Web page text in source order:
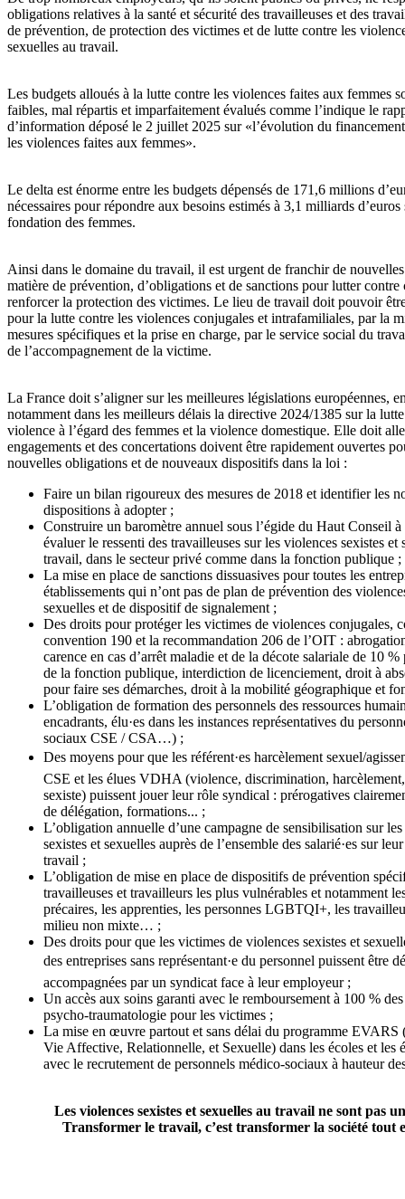
obligations relatives à la santé et sécurité des travailleuses et des
de prévention, de protection des victimes et de lutte contre les
sexuelles au travail.
Les budgets alloués à la lutte contre les violences faites aux femmes
faibles, mal répartis et imparfaitement évalués comme l’indique le
d’information déposé le 2 juillet 2025 sur «l’évolution du
les violences faites aux femmes».
Le delta est énorme entre les budgets dépensés de 171,6 millions
nécessaires pour répondre aux besoins estimés à 3,1 milliards d’euros
fondation des femmes.
Ainsi dans le domaine du travail, il est urgent de franchir de nouvelles
matière de prévention, d’obligations et de sanctions pour lutter contre
renforcer la protection des victimes. Le lieu de travail doit pouvoir
pour la lutte contre les violences conjugales et intrafamiliales, par la
mesures spécifiques et la prise en charge, par le service social du
de l’accompagnement de la victime.
La France doit s’aligner sur les meilleures législations européennes,
notamment dans les meilleurs délais la directive 2024/1385 sur la
violence à l’égard des femmes et la violence domestique. Elle doit
engagements et des concertations doivent être rapidement ouvertes
nouvelles obligations et de nouveaux dispositifs dans la loi :
Faire un bilan rigoureux des mesures de 2018 et identifier les
dispositions à adopter ;
Construire un baromètre annuel sous l’égide du Haut Conseil
évaluer le ressenti des travailleuses sur les violences sexistes et
travail, dans le secteur privé comme dans la fonction publique ;
La mise en place de sanctions dissuasives pour toutes les
établissements qui n’ont pas de plan de prévention des
sexuelles et de dispositif de signalement ;
Des droits pour protéger les victimes de violences conjugales,
convention 190 et la recommandation 206 de l’OIT :
carence en cas d’arrêt maladie et de la décote salariale de 10 %
de la fonction publique, interdiction de licenciement, droit à
pour faire ses démarches, droit à la mobilité géographique et
L’obligation de formation des personnels des ressources
encadrants, élu·es dans les instances représentatives du
sociaux CSE / CSA…) ;
Des moyens pour que les référent·es harcèlement sexuel/
CSE et les élues VDHA (violence, discrimination,
sexiste) puissent jouer leur rôle syndical : prérogatives
de délégation, formations... ;
L’obligation annuelle d’une campagne de sensibilisation sur
sexistes et sexuelles auprès de l’ensemble des salarié·es sur
travail ;
L’obligation de mise en place de dispositifs de prévention
travailleuses et travailleurs les plus vulnérables et notamment
précaires, les apprenties, les personnes LGBTQI+, les
milieu non mixte… ;
Des droits pour que les victimes de violences sexistes et
des entreprises sans représentant·e du personnel puissent être
accompagnées par un syndicat face à leur employeur ;
Un accès aux soins garanti avec le remboursement à 100 %
psycho-traumatologie pour les victimes ;
La mise en œuvre partout et sans délai du programme EVARS
Vie Affective, Relationnelle, et Sexuelle) dans les écoles et les
avec le recrutement de personnels médico-sociaux à hauteur
Les violences sexistes et sexuelles au travail ne sont pas
Transformer le travail, c’est transformer la société tout